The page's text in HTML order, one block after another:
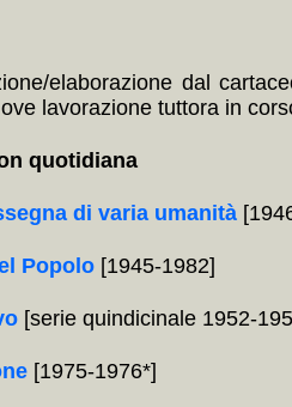
elaborazione dal
lavorazione tuttora in
quotidiana
di varia umanità
Popolo [1945-1982]
[serie quindicinale 1952-
[1975-1976*]